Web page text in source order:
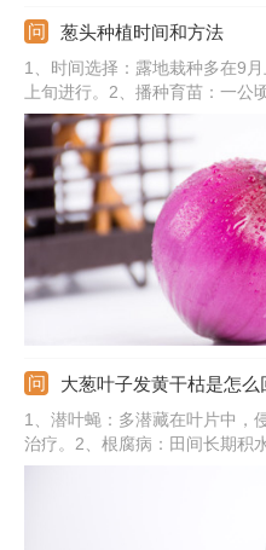
葱头种植时间和方法
1、时间选择：露地栽种多在9
上旬进行。2、播种育苗：一公
撒播法，播种7-10天出苗。3、
栽植适合平畦。4、进行定植：
一次定植水，浇水要以不倒苗不
大葱叶子发黄干枯是怎么
1、潜叶蝇：多潜藏在叶片中，
治疗。2、根腐病：田间长期积
诱发病菌。3、灰霉病：长期阴